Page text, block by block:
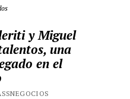
y Miguel
una
en el